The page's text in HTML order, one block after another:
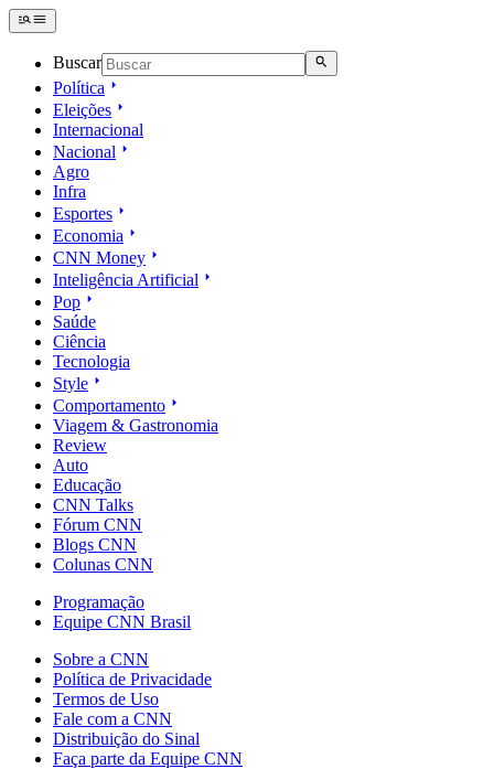
Buscar
Política
Eleições
Internacional
Nacional
Agro
Infra
Esportes
Economia
CNN Money
Inteligência Artificial
Pop
Saúde
Ciência
Tecnologia
Style
Comportamento
Viagem & Gastronomia
Review
Auto
Educação
CNN Talks
Fórum CNN
Blogs CNN
Colunas CNN
Programação
Equipe CNN Brasil
Sobre a CNN
Política de Privacidade
Termos de Uso
Fale com a CNN
Distribuição do Sinal
Faça parte da Equipe CNN